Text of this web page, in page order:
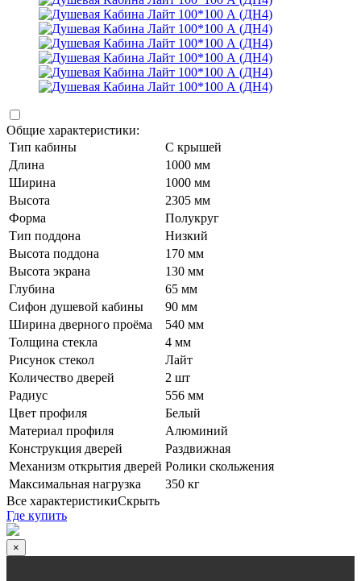
Общие характеристики:
Тип кабины
С крышей
Длина
1000 мм
Ширина
1000 мм
Высота
2305 мм
Форма
Полукруг
Тип поддона
Низкий
Высота поддона
170 мм
Высота экрана
130 мм
Глубина
65 мм
Сифон душевой кабины
90 мм
Ширина дверного проёма
540 мм
Толщина стекла
4 мм
Рисунок стекол
Лайт
Количество дверей
2 шт
Радиус
556 мм
Цвет профиля
Белый
Материал профиля
Алюминий
Конструкция дверей
Раздвижная
Механизм открытия дверей Ролики скольжения
Максимальная нагрузка
350 кг
Все характеристикиСкрыть
Где купить
×